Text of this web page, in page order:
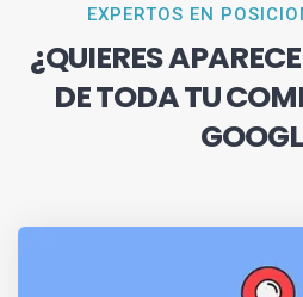
EXPERTOS EN
¿QUIERES
DE TODA TU